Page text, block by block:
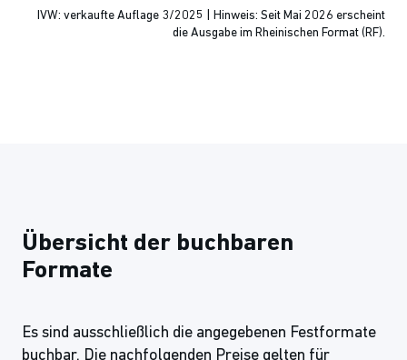
IVW: verkaufte Auflage 3/2025 | Hinweis: Seit Mai 2026 erscheint
die Ausgabe im Rheinischen Format (RF).
Übersicht der buchbaren
Formate
Es sind ausschließlich die angegebenen Festformate
buchbar. Die nachfolgenden Preise gelten für